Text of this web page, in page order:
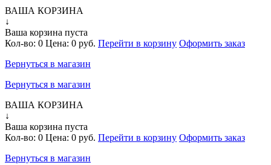
ВАША КОРЗИНА
↓
Ваша корзина пуста
Кол-во: 0 Цена: 0 руб. Перейти в корзину Оформить заказ
Вернуться в магазин
Вернуться в магазин
ВАША КОРЗИНА
↓
Ваша корзина пуста
Кол-во: 0 Цена: 0 руб. Перейти в корзину Оформить заказ
Вернуться в магазин